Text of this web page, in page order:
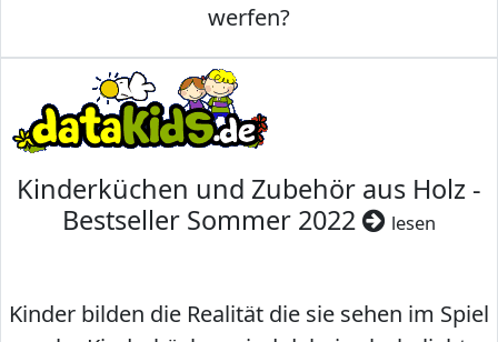
werfen?
Kinderküchen und Zubehör aus Holz -
Bestseller Sommer 2022
lesen
Kinder bilden die Realität die sie sehen im Spiel